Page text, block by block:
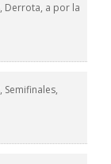
Derrota, a por la
Semifinales,